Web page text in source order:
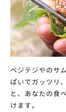
ベジテジやのサ
ぱいでガッツリ
と、 あなたの食
けます。